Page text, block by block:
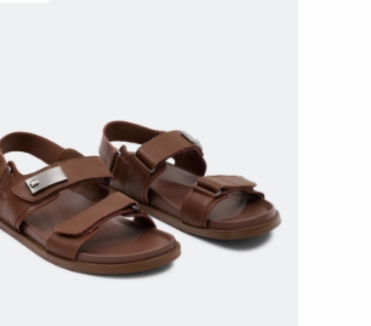
ДОБАВИТЬ В КОРЗИНУ
42 44 46 48